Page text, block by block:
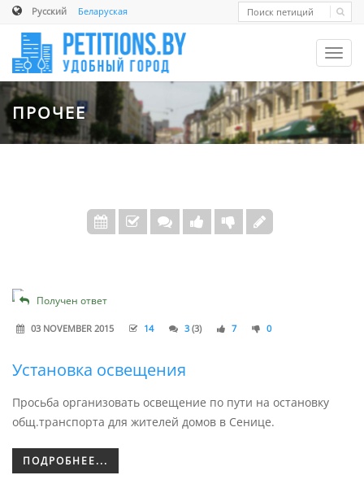
Русский Беларуская
ПРОЧЕЕ
Получен ответ
03 NOVEMBER 2015 14 3 (3) 7 0
Установка освещения
Просьба организовать освещение по пути на остановку
общ.транспорта для жителей домов в Сенице.
ПОДРОБНЕЕ...